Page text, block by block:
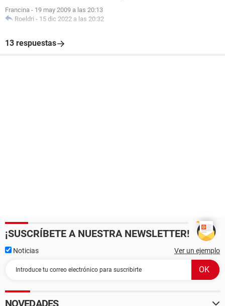
Francina - 19 may 2009 a las 20:13
Roeldri - 15 dic 2022 a las 20:32
13 respuestas
¡SUSCRÍBETE A NUESTRA NEWSLETTER!
Noticias Ver un ejemplo
NOVEDADES